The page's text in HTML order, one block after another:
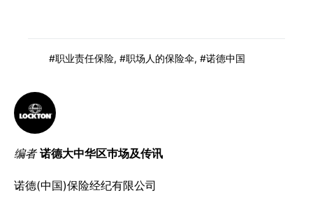
职业责任保险, 职场人的保险伞, 诺德中国
编者 诺德大中华区巿场及传讯
诺德(中国)保险经纪有限公司